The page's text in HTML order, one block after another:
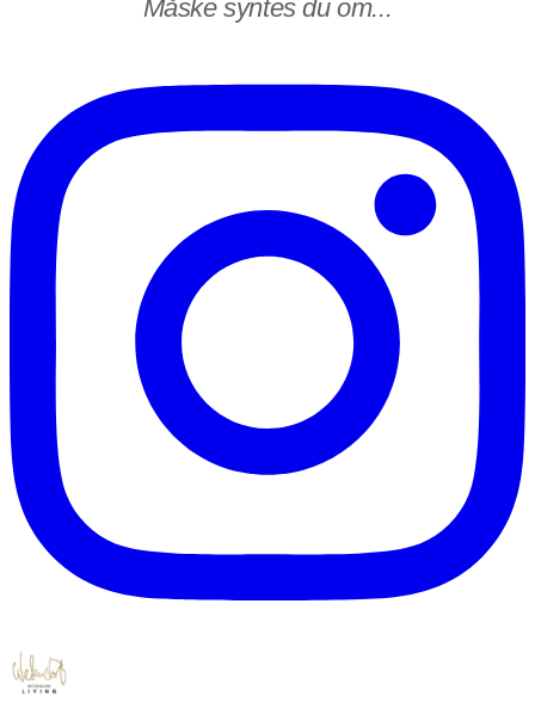
Måske syntes du om...